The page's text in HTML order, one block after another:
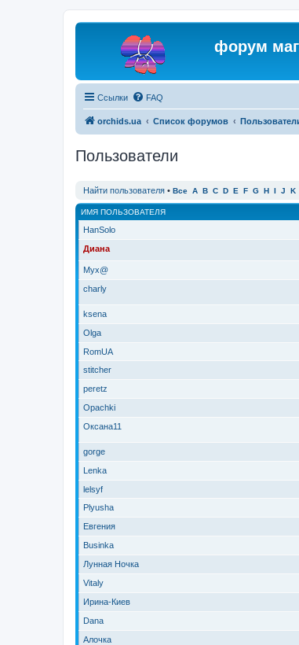
форум
Ссылки FAQ
orchids.ua Список форумов
Пользователи
Найти пользователя • Все A B C D E F G H I J K
ИМЯ ПОЛЬЗОВАТЕЛЯ
HanSolo
Диана
Myx@
charly
ksena
Olga
RomUA
stitcher
peretz
Opachki
Оксана11
gorge
Lenka
lelsyf
Plyusha
Евгения
Businka
Лунная Ночка
Vitaly
Ирина-Киев
Dana
Алочка